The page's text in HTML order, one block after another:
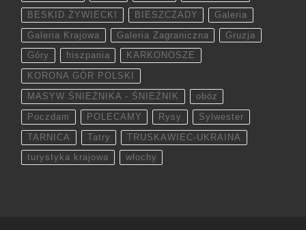
BESKID ŻYWIECKI BIESZCZADY Galeria
Galeria Krajowa Galeria Zagraniczna Gruzja
Góry hiszpania KARKONOSZE
KORONA GÓR POLSKI
MASYW ŚNIEŻNIKA - ŚNIEŻNIK obóz
Poczdam POLECAMY Rysy Sylwester
TARNICA Tatry TRUSKAWIEC-UKRAINA
turystyka krajowa włochy